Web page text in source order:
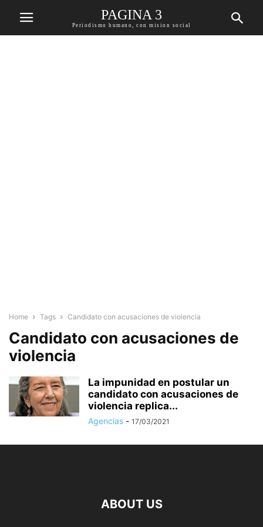
PAGINA 3
Periodismo humano, con mision social
Home Tags Candidato con acusaciones de violencia
Candidato con acusaciones de
violencia
La impunidad en postular un
candidato con acusaciones de
violencia replica...
Agencias - 17/03/2021
ABOUT US